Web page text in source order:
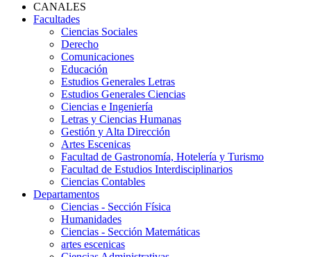
CANALES
Facultades
Ciencias Sociales
Derecho
Comunicaciones
Educación
Estudios Generales Letras
Estudios Generales Ciencias
Ciencias e Ingeniería
Letras y Ciencias Humanas
Gestión y Alta Dirección
Artes Escenicas
Facultad de Gastronomía, Hotelería y Turismo
Facultad de Estudios Interdisciplinarios
Ciencias Contables
Departamentos
Ciencias - Sección Física
Humanidades
Ciencias - Sección Matemáticas
artes escenicas